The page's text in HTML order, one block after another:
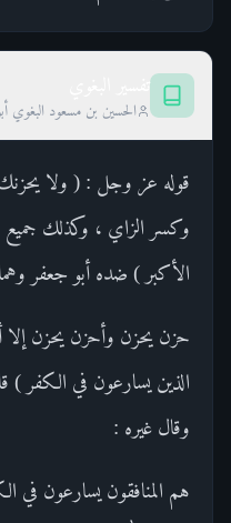
الحسين بن مسعود البغوي
قوله عز وجل : ( ولا يحزنك
وكسر الزاي ، وكذلك جميع
الأكبر ) ضده أبو جعفر
حزن يحزن وأحزن يحزن إلا
الذين يسارعون في الكفر
وقال غيره :
هم المنافقون يسارعون في